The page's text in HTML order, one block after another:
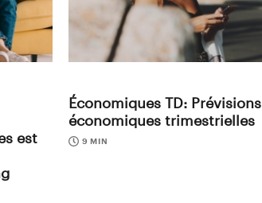
est
Économiques TD: Prévisions
économiques trimestrielles
9 MIN